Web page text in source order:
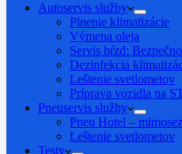
Autoservis služby
Plnenie klimatizácie
Výmena oleja
Servis bŕzd:
Dezinfekcia
Leštenie svetlometov
Príprava vozidla na
Pneuservis služby
Pneu Hotel –
Leštenie svetlometov
Testy